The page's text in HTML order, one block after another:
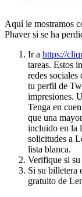
Aquí le mostramos
Phaver si se ha
Ir a https://
tareas. Estos
redes
tu perfil de
impresiones.
Tenga en
que una
incluido en la
solicitudes a
lista blanca.
Verifique si
Si su billetera
gratuito de